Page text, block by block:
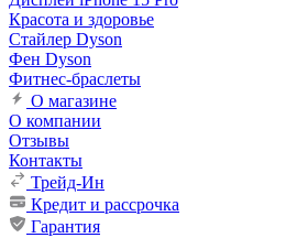
Красота и здоровье
Стайлер Dyson
Фен Dyson
Фитнес-браслеты
О магазине
О компании
Отзывы
Контакты
Трейд-Ин
Кредит и рассрочка
Гарантия